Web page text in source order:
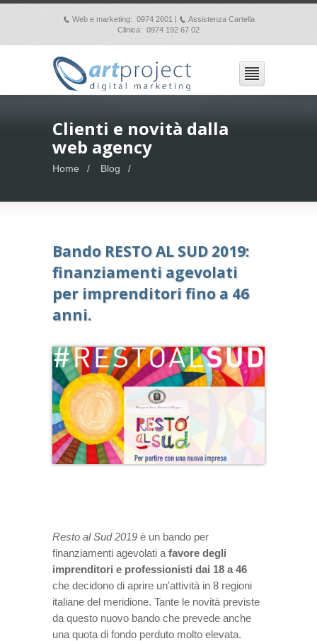
p Web e marketing: 0974 2601 | p
Assistenza Cartella
Clinica: 0974 192 67 02
Clienti e novità dalla
web agency
Home Blog
Bando RESTO AL SUD 2019:
finanziamenti agevolati
per imprenditori fino a 46
anni.
Resto al Sud 2019 è un bando per
finanziamenti agevolati a favore degli
imprenditori e professionisti dai 18 a 46
che decidono di aprire un'attività in 8 regioni
italiane del meridione. Tante le novità previste
da questo nuovo bando che prevede anche
una quota di fondo perduto molto elevata.